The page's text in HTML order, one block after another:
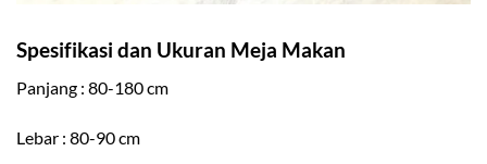
Spesifikasi dan Ukuran Meja Makan
Panjang : 80-180 cm
Lebar : 80-90 cm